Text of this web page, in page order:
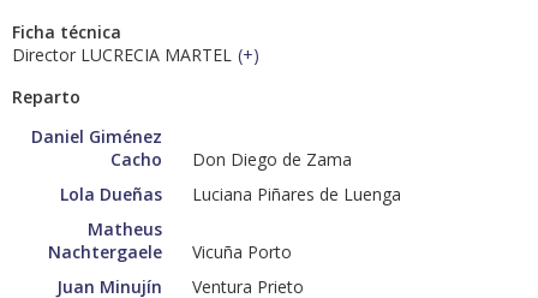
Ficha técnica
Director LUCRECIA MARTEL (+)
Reparto
Daniel Giménez
Cacho
Don Diego de Zama
Lola Dueñas
Luciana Piñares de Luenga
Matheus
Nachtergaele
Vicuña Porto
Juan Minujín
Ventura Prieto